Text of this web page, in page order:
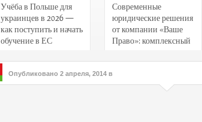
Учёба в Польше для
украинцев в 2026 —
как поступить и начать
обучение в ЕС
Современные
юридические решения
от компании «Ваше
Право»: комплексный
интересов клиентов
Опубликовано 2 апреля, 2014 в